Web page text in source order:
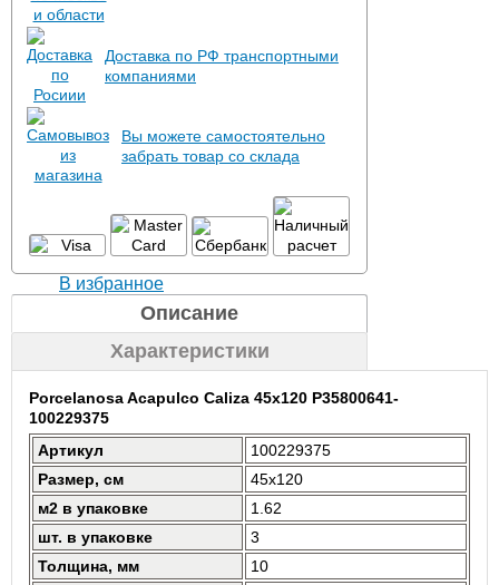
Доставка по РФ транспортными
компаниями
Вы можете самостоятельно
забрать товар со склада
В избранное
Описание
Характеристики
Porcelanosa Acapulco Caliza 45x120 P35800641-
100229375
Артикул
100229375
Размер, см
45x120
м2 в упаковке
1.62
шт. в упаковке
3
Толщина, мм
10